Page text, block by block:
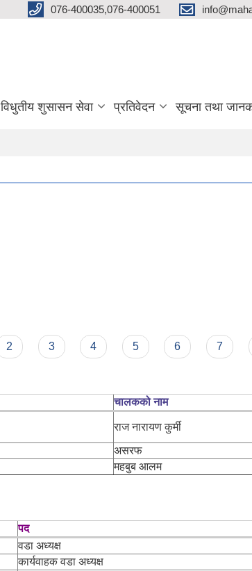
076-400035,076-400051
विधुतीय शुसासन सेवा प्रतिवेदन सूचना तथा
2 3 4 5 6 7
चालकको नाम
राज नारायण कुर्मी
असरफ
महबुब आलम
पद
वडा अध्यक्ष
कार्यवाहक वडा अध्यक्ष